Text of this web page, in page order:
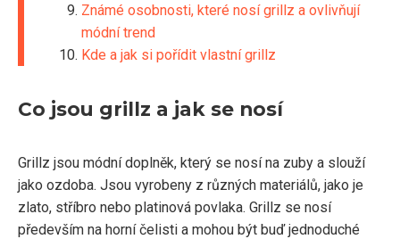
Známé osobnosti, které nosí grillz a ovlivňují
módní trend
Kde a jak si pořídit vlastní grillz
Co jsou grillz a jak se nosí
Grillz jsou módní doplněk, který se nosí na zuby a slouží
jako ozdoba. Jsou vyrobeny z různých materiálů, jako je
zlato, stříbro nebo platinová povlaka. Grillz se nosí
především na horní čelisti a mohou být buď jednoduché